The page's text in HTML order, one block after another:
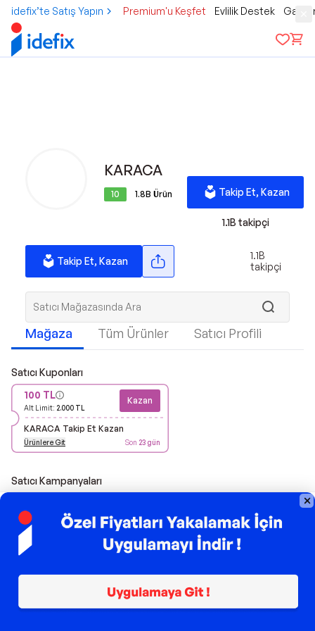
idefix’te Satış Yapın Premium'u Keşfet Evlilik Destek
KARACA
10 1.8B Ürün Takip Et, Kazan
1.1B takipçi
Takip Et, Kazan
1.1B
takipçi
Mağaza Tüm Ürünler Satıcı Profili
Satıcı Kuponları
100 TL
Alt Limit: 2.000 TL
Kazan
KARACA Takip Et Kazan
Ürünlere Git Son 23 gün
Satıcı Kampanyaları
2. Ürüne %50 İndirim
Geçerlilik Tarihi: 30 Eylül 2026
2 Al 1 Öde